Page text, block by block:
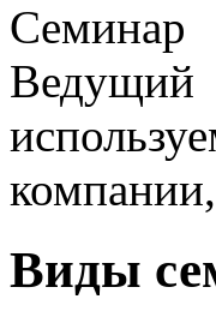
Семинар
Виды